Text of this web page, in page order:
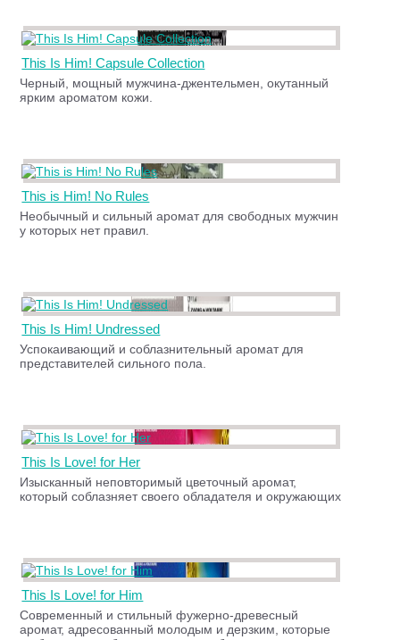
This Is Him! Capsule Collection
Черный, мощный мужчина-джентельмен, окутанный
ярким ароматом кожи.
This is Him! No Rules
Необычный и сильный аромат для свободных мужчин
у которых нет правил.
This Is Him! Undressed
Успокаивающий и соблазнительный аромат для
представителей сильного пола.
This Is Love! for Her
Изысканный неповторимый цветочный аромат,
который соблазняет своего обладателя и окружающих
This Is Love! for Him
Современный и стильный фужерно-древесный
аромат, адресованный молодым и дерзким, которые